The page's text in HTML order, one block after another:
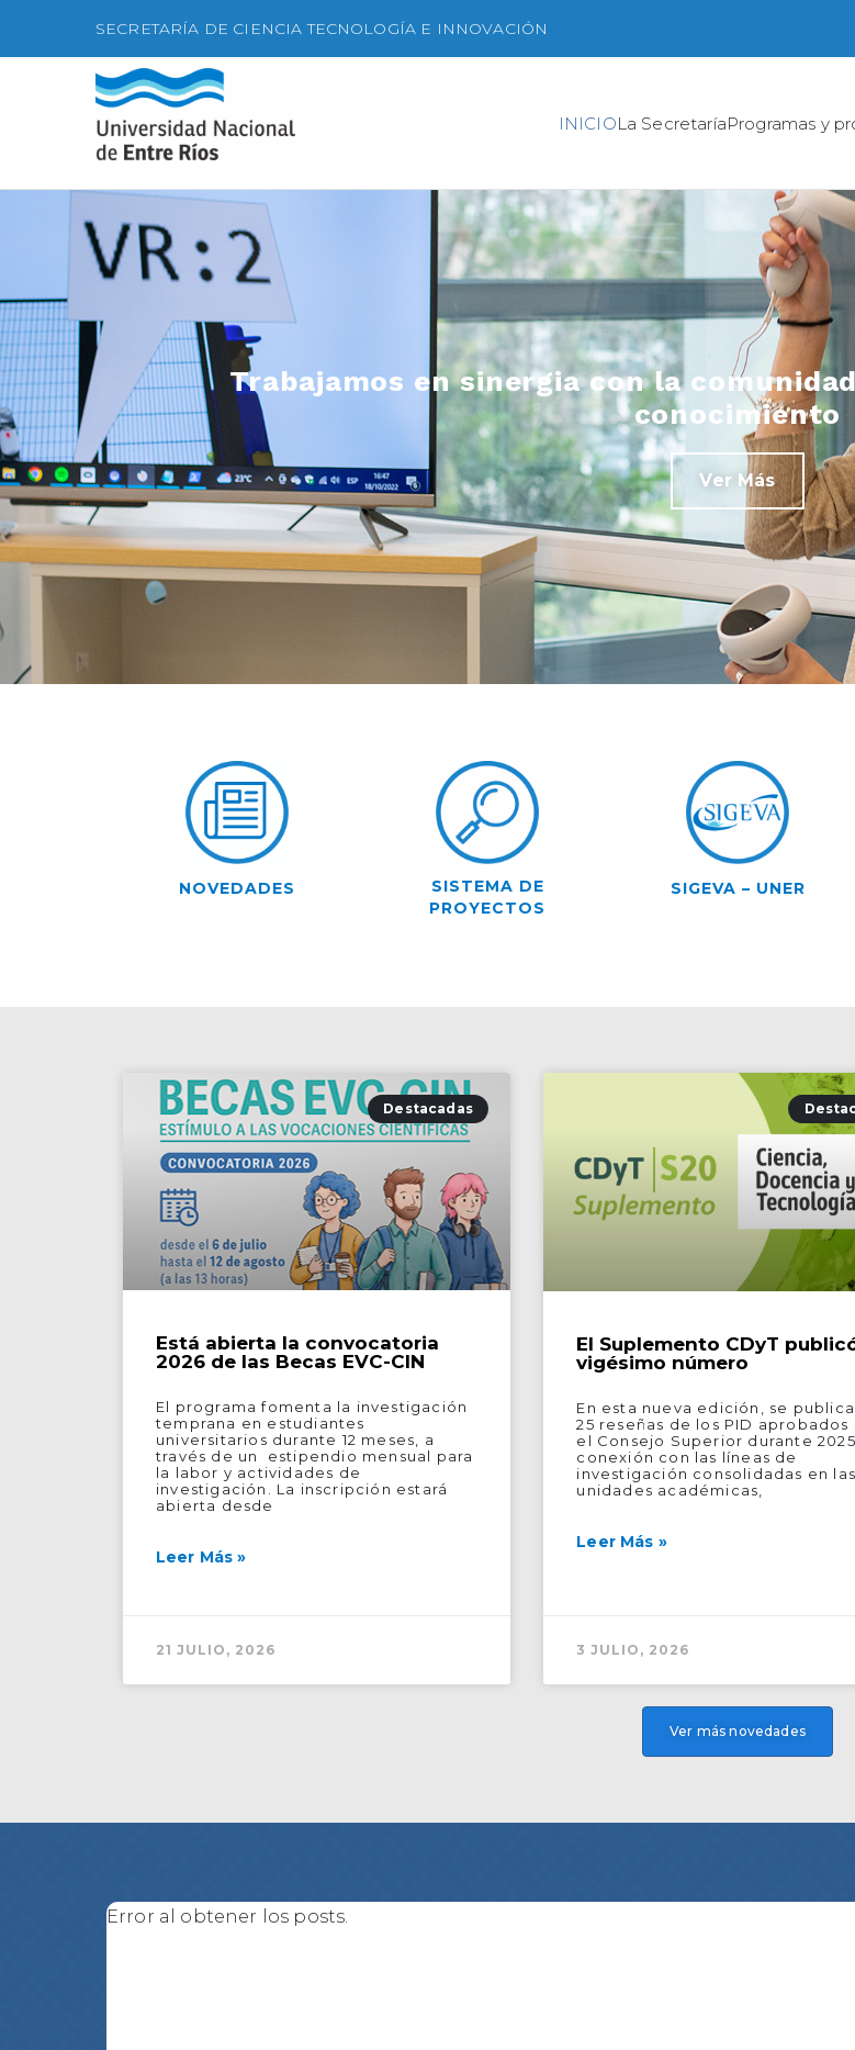
SECRETARÍA DE CIENCIA TECNOLOGÍA E INNOVACIÓN
INICIOLa SecretaríaProgramas y
Trabajamos en sinergia con la
conocimiento
Ver Más
NOVEDADES
SISTEMA DE
PROYECTOS
SIGEVA – UNER
Destacadas
Está abierta la convocatoria
2026 de las Becas EVC-CIN
El programa fomenta la investigación
temprana en estudiantes
universitarios durante 12 meses, a
través de un estipendio mensual para
la labor y actividades de
investigación. La inscripción estará
abierta desde
Leer Más »
21 JULIO, 2026
El Suplemento CDyT
vigésimo número
En esta nueva edición, se
25 reseñas de los PID aprobados
el Consejo Superior durante
conexión con las líneas de
investigación consolidadas en las
unidades académicas,
Leer Más »
3 JULIO, 2026
Ver más novedades
Error al obtener los posts.